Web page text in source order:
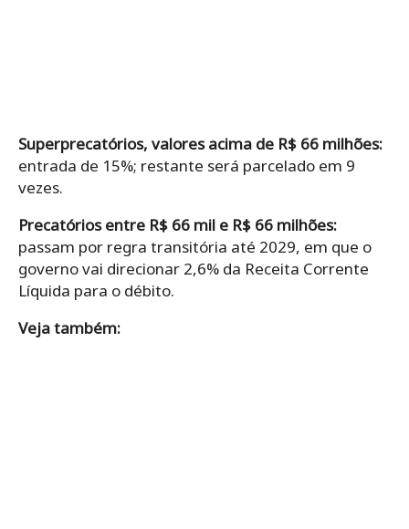
Superprecatórios, valores acima de R$ 66 milhões:
entrada de 15%; restante será parcelado em 9
vezes.
Precatórios entre R$ 66 mil e R$ 66 milhões:
passam por regra transitória até 2029, em que o
governo vai direcionar 2,6% da Receita Corrente
Líquida para o débito.
Veja também: